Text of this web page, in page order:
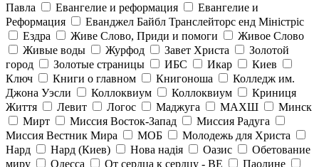
Павла
Евангелие и реформация
Евангелие и
Реформация
Еванджел Байбл Транслейторс енд Міністріс
Ездра
Живе Слово, Приди и помоги
Живое Слово
Живые воды
Журфод Завет Христа
Золотой
город
Золотые страницы ИБС Икар
Киев
Ключ
Книги о главном Книгоноша
Колледж им.
Джона Уэсли
Коллоквиум Коллоквиум
Криниця
Життя
Левит Логос Маджуга МАХШ
Минск
Мирт
Миссия Восток-Запад
Миссия Радуга
Миссия Вестник Мира
МОБ
Молодежь для Христа
Нард
Нард (Киев) Нова надія Оазис
Обетование
миру
Одесса От сердца к сердцу - ВЕ
Паолине